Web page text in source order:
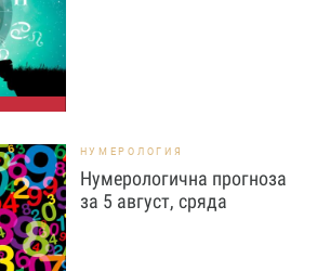
НУМЕРОЛОГИЯ
Нумерологична прогноза
за 5 август, сряда